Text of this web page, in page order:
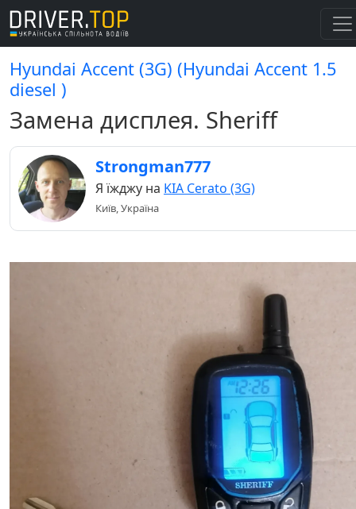
Hyundai Accent (3G) (Hyundai Accent 1.5
diesel )
Замена дисплея. Sheriff
Strongman777
Я їжджу на KIA Cerato (3G)
Київ, Україна